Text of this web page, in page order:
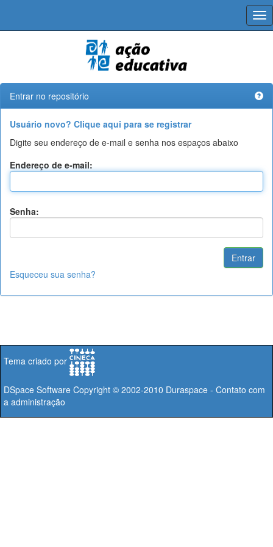
Entrar no repositório
Usuário novo? Clique aqui para se registrar
Digite seu endereço de e-mail e senha nos espaços abaixo
Endereço de e-mail:
Senha:
Esqueceu sua senha?
Tema criado por
DSpace Software Copyright © 2002-2010 Duraspace - Contato com
a administração